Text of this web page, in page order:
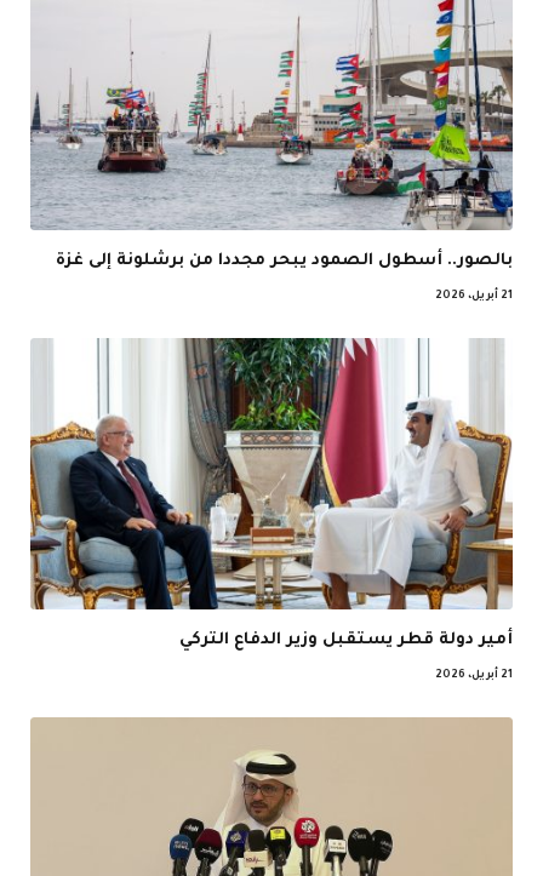
بالصور.. أسطول الصمود يبحر مجددا من برشلونة إلى غزة
21 أبريل، 2026
أمير دولة قطر يستقبل وزير الدفاع التركي
21 أبريل، 2026